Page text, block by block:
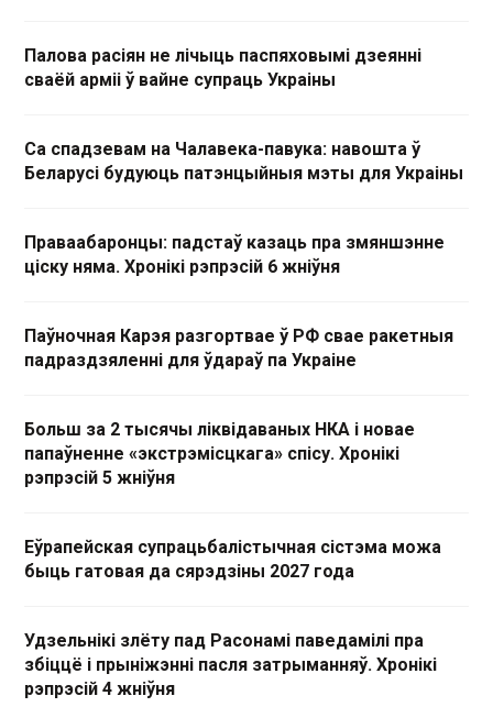
Палова расіян не лічыць паспяховымі дзеянні
сваёй арміі ў вайне супраць Украіны
Са спадзевам на Чалавека-павука: навошта ў
Беларусі будуюць патэнцыйныя мэты для Украіны
Праваабаронцы: падстаў казаць пра змяншэнне
ціску няма. Хронікі рэпрэсій 6 жніўня
Паўночная Карэя разгортвае ў РФ свае ракетныя
падраздзяленні для ўдараў па Украіне
Больш за 2 тысячы ліквідаваных НКА і новае
папаўненне «экстрэмісцкага» спісу. Хронікі
рэпрэсій 5 жніўня
Еўрапейская супрацьбалістычная сістэма можа
быць гатовая да сярэдзіны 2027 года
Удзельнікі злёту пад Расонамі паведамілі пра
збіццё і прыніжэнні пасля затрыманняў. Хронікі
рэпрэсій 4 жніўня